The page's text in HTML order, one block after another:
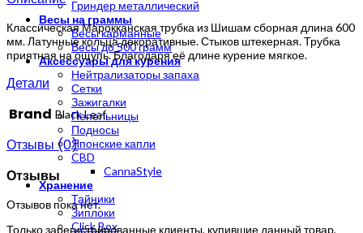
Гриндер металлический
Весы на граммы
Весы карманные
Весы до 500 грамм
Аксессуары для курения
Нейтрализаторы запаха
Сетки
Зажигалки
Пепельницы
Подносы
Японские капли
CBD
CannaStyle
Хранение
Тайники
Зиплоки
Click Box
Классическая Марокканская трубка из Шишам сборная длина 600
мм. Латунные кольца декоративные. Стыков штекерная. Трубка
приятная на ощупь. Благодаря её длине курение мягкое.
Детали
Brand Black Leaf
Отзывы (0)
Отзывы
Отзывов пока нет.
Только зарегистрированные клиенты, купившие данный товар,